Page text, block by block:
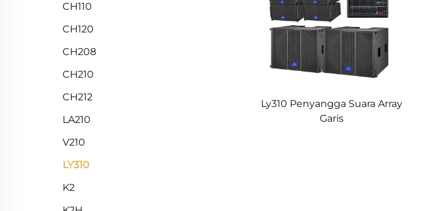
CH110
CH120
CH208
CH210
CH212
LA210
V210
LY310
K2
Ly310 Penyangga Suara Array
Garis